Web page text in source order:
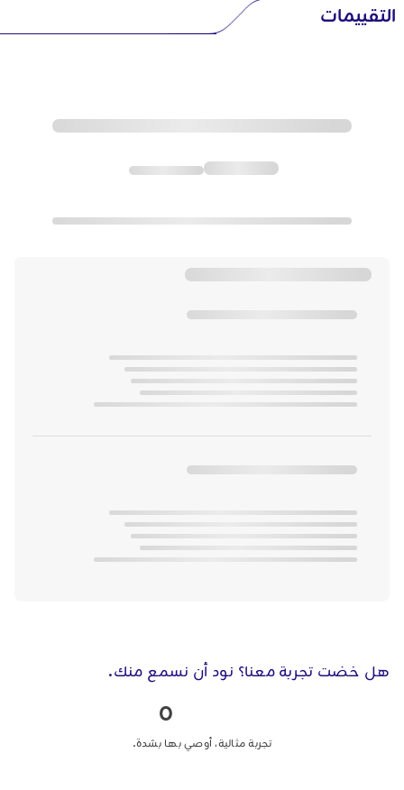
التقييمات
هل خضت تجربة معنا؟ نود أن نسمع منك.
0
تجربة مثالية، أوصي بها بشدة.